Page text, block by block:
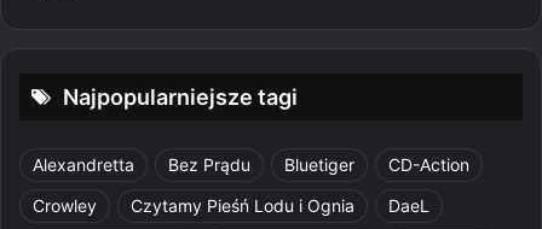
Najpopularniejsze tagi
Alexandretta Bez Prądu Bluetiger
CD-Action
Crowley
Czytamy Pieśń Lodu i Ognia
DaeL